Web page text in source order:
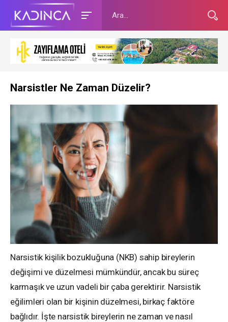
Narsistler Ne Zaman Düzelir?
Narsistik kişilik bozukluğuna (NKB) sahip bireylerin
değişimi ve düzelmesi mümkündür, ancak bu süreç
karmaşık ve uzun vadeli bir çaba gerektirir. Narsistik
eğilimleri olan bir kişinin düzelmesi, birkaç faktöre
bağlıdır. İşte narsistik bireylerin ne zaman ve nasıl